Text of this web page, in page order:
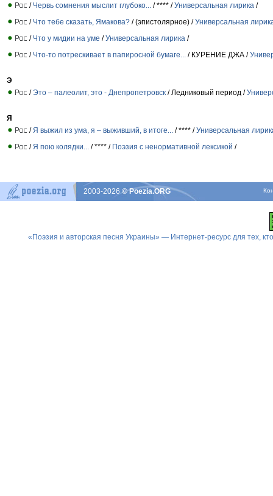
/ Червь сомнения мыслит глубоко... / **** /Универсальная лирика /
/ Что тебе сказать, Ямакова? / (эпистолярное) /Универсальная
/ Что у мидии на уме /Универсальная лирика /
/ Что-то потрескивает в папиросной бумаге... / КУРЕНИЕ ДЖА /
Э
/Это – палеолит, это - Днепропетровск / Ледниковый период /
Я
/ Я выжил из ума, я – выживший, в итоге... / **** /Универсальная
/ Я пою колядки... / **** / Поэзия с ненормативной лексикой /
2003-2026© Poezia.ORG
«Поэзия и авторская песня Украины» — Интернет-ресурс для тех,